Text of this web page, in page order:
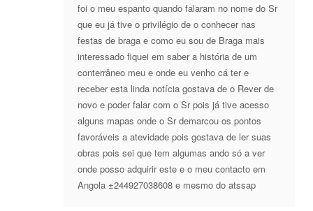
foi o meu espanto quando falaram no nome do Sr
que eu já tive o privilégio de o conhecer nas
festas de braga e como eu sou de Braga mais
interessado fiquei em saber a história de um
conterrâneo meu e onde eu venho cá ter e
receber esta linda notícia gostava de o Rever de
novo e poder falar com o Sr pois já tive acesso
alguns mapas onde o Sr demarcou os pontos
favoráveis a atevidade pois gostava de ler suas
obras pois sei que tem algumas ando só a ver
onde posso adquirir este e o meu contacto em
Angola ±244927038608 e mesmo do atssap